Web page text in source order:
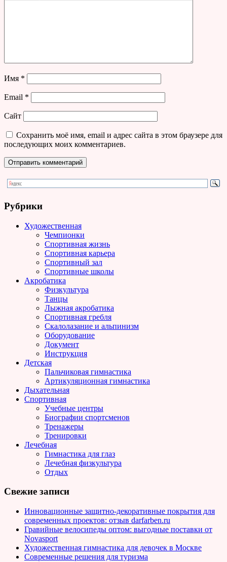
Имя *
Email *
Сайт
Сохранить моё имя, email и адрес сайта в этом браузере для
последующих моих комментариев.
Рубрики
Художественная
Чемпионки
Спортивная жизнь
Спортивная карьера
Спортивный зал
Спортивные школы
Акробатика
Физкультура
Танцы
Лыжная акробатика
Спортивная гребля
Скалолазание и альпинизм
Оборудование
Документ
Инструкция
Детская
Пальчиковая гимнастика
Артикуляционная гимнастика
Дыхательная
Спортивная
Учебные центры
Биографии спортсменов
Тренажеры
Тренировки
Лечебная
Гимнастика для глаз
Лечебная физкультура
Отдых
Свежие записи
Инновационные защитно-декоративные покрытия для
современных проектов: отзыв darfarben.ru
Гравийные велосипеды оптом: выгодные поставки от
Novasport
Художественная гимнастика для девочек в Москве
Современные решения для туризма